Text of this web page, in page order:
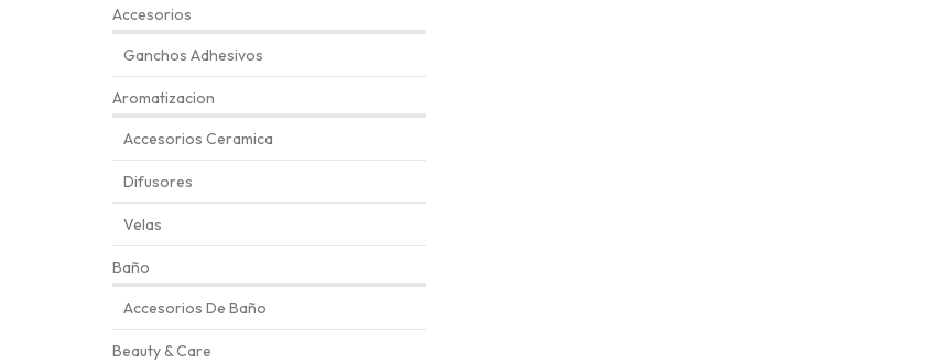
Accesorios
Ganchos Adhesivos
Aromatizacion
Accesorios Ceramica
Difusores
Velas
Baño
Accesorios De Baño
Beauty & Care